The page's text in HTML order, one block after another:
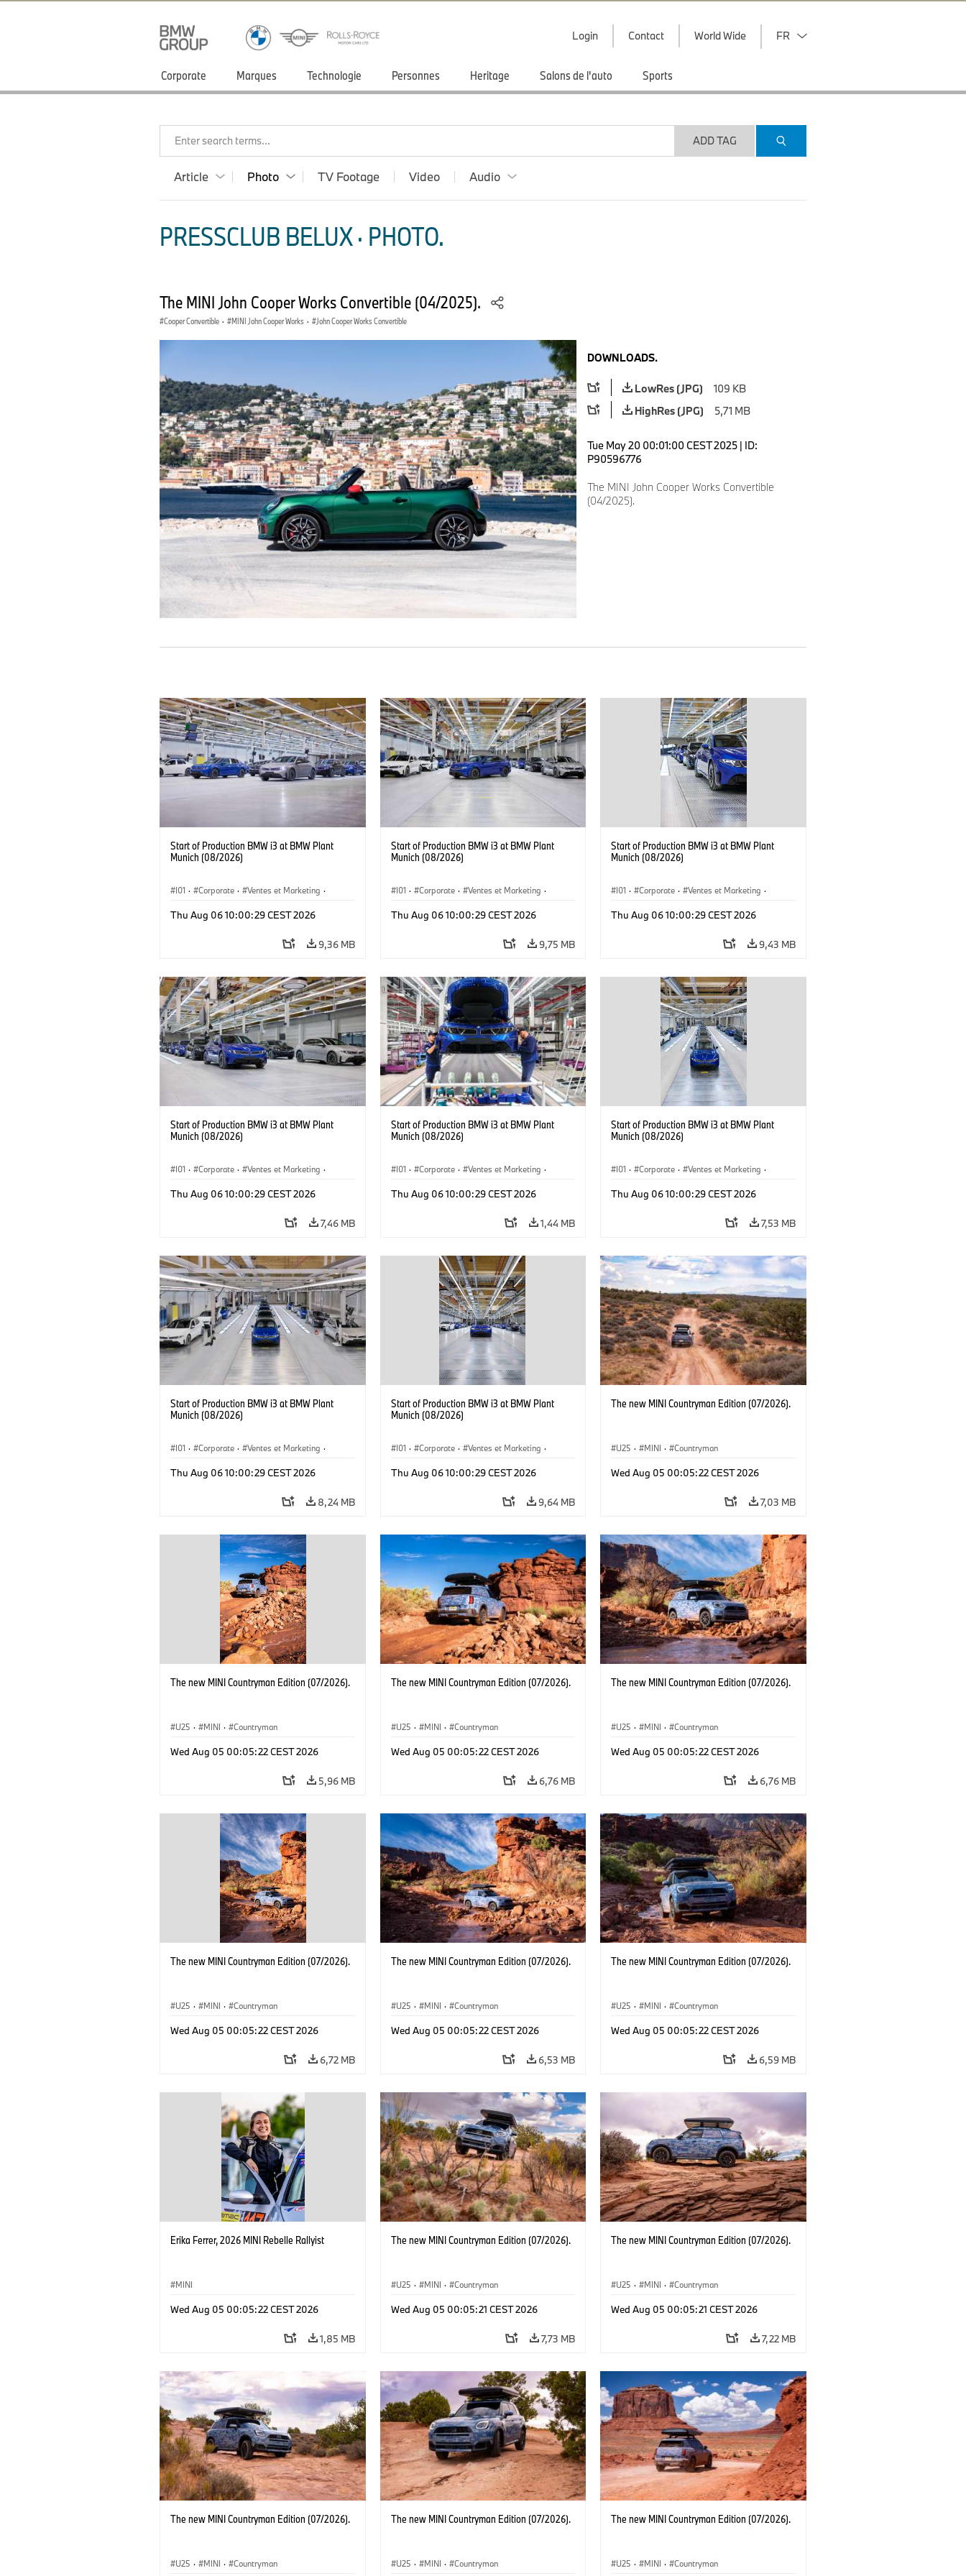
Login Contact World Wide FR
Corporate Marques Technologie Personnes Heritage Salons de l'auto Sports
Enter search terms... ADD TAG
Article Photo TV Footage Video Audio
PRESSCLUB BELUX · PHOTO.
The MINI John Cooper Works Convertible (04/2025).
Cooper Convertible · MINI John Cooper Works · John Cooper Works Convertible
DOWNLOADS.
LowRes (JPG)
109 KB
HighRes (JPG)
5,71 MB
Tue May 20 00:01:00 CEST 2025 | ID:
P90596776
The MINI John Cooper Works Convertible
(04/2025).
Start of Production BMW i3 at BMW Plant
Munich (08/2026)
I01 · Corporate · Ventes et Marketing ·
Thu Aug 06 10:00:29 CEST 2026
9,36 MB
Start of Production BMW i3 at BMW Plant
Munich (08/2026)
I01 · Corporate · Ventes et Marketing ·
Thu Aug 06 10:00:29 CEST 2026
9,75 MB
Start of Production BMW i3 at BMW Plant
Munich (08/2026)
I01 · Corporate · Ventes et Marketing ·
Thu Aug 06 10:00:29 CEST 2026
9,43 MB
Start of Production BMW i3 at BMW Plant
Munich (08/2026)
I01 · Corporate · Ventes et Marketing ·
Thu Aug 06 10:00:29 CEST 2026
7,46 MB
Start of Production BMW i3 at BMW Plant
Munich (08/2026)
I01 · Corporate · Ventes et Marketing ·
Thu Aug 06 10:00:29 CEST 2026
1,44 MB
Start of Production BMW i3 at BMW Plant
Munich (08/2026)
I01 · Corporate · Ventes et Marketing ·
Thu Aug 06 10:00:29 CEST 2026
7,53 MB
Start of Production BMW i3 at BMW Plant
Munich (08/2026)
I01 · Corporate · Ventes et Marketing ·
Thu Aug 06 10:00:29 CEST 2026
8,24 MB
Start of Production BMW i3 at BMW Plant
Munich (08/2026)
I01 · Corporate · Ventes et Marketing ·
Thu Aug 06 10:00:29 CEST 2026
9,64 MB
The new MINI Countryman Edition (07/2026).
U25 · MINI · Countryman
Wed Aug 05 00:05:22 CEST 2026
7,03 MB
The new MINI Countryman Edition (07/2026).
U25 · MINI · Countryman
Wed Aug 05 00:05:22 CEST 2026
5,96 MB
The new MINI Countryman Edition (07/2026).
U25 · MINI · Countryman
Wed Aug 05 00:05:22 CEST 2026
6,76 MB
The new MINI Countryman Edition (07/2026).
U25 · MINI · Countryman
Wed Aug 05 00:05:22 CEST 2026
6,76 MB
The new MINI Countryman Edition (07/2026).
U25 · MINI · Countryman
Wed Aug 05 00:05:22 CEST 2026
6,72 MB
The new MINI Countryman Edition (07/2026).
U25 · MINI · Countryman
Wed Aug 05 00:05:22 CEST 2026
6,53 MB
The new MINI Countryman Edition (07/2026).
U25 · MINI · Countryman
Wed Aug 05 00:05:22 CEST 2026
6,59 MB
Erika Ferrer, 2026 MINI Rebelle Rallyist
MINI
Wed Aug 05 00:05:22 CEST 2026
1,85 MB
The new MINI Countryman Edition (07/2026).
U25 · MINI · Countryman
Wed Aug 05 00:05:21 CEST 2026
7,73 MB
The new MINI Countryman Edition (07/2026).
U25 · MINI · Countryman
Wed Aug 05 00:05:21 CEST 2026
7,22 MB
The new MINI Countryman Edition (07/2026).
U25 · MINI · Countryman
The new MINI Countryman Edition (07/2026).
U25 · MINI · Countryman
The new MINI Countryman Edition (07/2026).
U25 · MINI · Countryman